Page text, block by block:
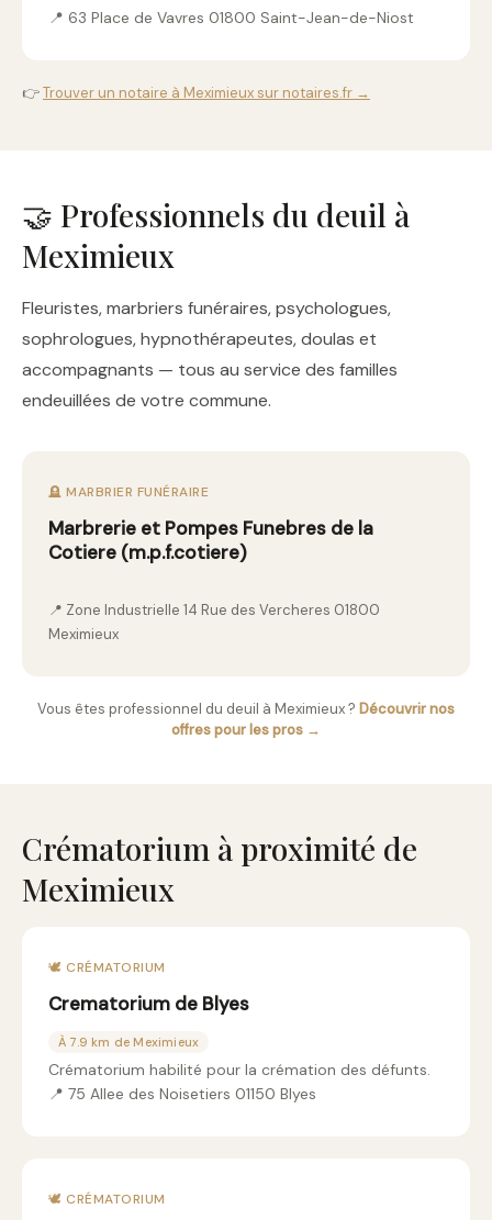
📍 63 Place de Vavres 01800 Saint-Jean-de-Niost
👉Trouver un notaire à Meximieux sur notaires.fr →
🤝 Professionnels du deuil à
Meximieux
Fleuristes, marbriers funéraires, psychologues,
sophrologues, hypnothérapeutes, doulas et
accompagnants — tous au service des familles
endeuillées de votre commune.
🪦 MARBRIER FUNÉRAIRE
Marbrerie et Pompes Funebres de la
Cotiere (m.p.f.cotiere)
📍 Zone Industrielle 14 Rue des Vercheres 01800
Meximieux
Vous êtes professionnel du deuil à Meximieux ? Découvrir nos
offres pour les pros →
Crématorium à proximité de
Meximieux
🕊️ CRÉMATORIUM
Crematorium de Blyes
À 7.9 km de Meximieux
Crématorium habilité pour la crémation des défunts.
📍 75 Allee des Noisetiers 01150 Blyes
🕊️ CRÉMATORIUM